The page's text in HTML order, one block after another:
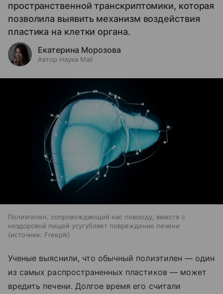
пространственной транскриптомики, которая
позволила выявить механизм воздействия
пластика на клетки органа.
Екатерина Морозова
Автор Наука Mail
Полиэтилен, сопровождающий нас повсюду, вместе с
нездоровой пищей усугубляет повреждение печени
источник: Freepik
Ученые выяснили, что обычный полиэтилен — один
из самых распространенных пластиков — может
вредить печени. Долгое время его считали